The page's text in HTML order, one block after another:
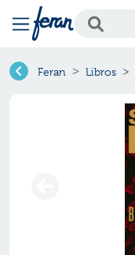
Feran Libros